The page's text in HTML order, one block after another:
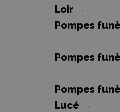
Loir →
Pompes
Pompes
Pompes
Lucé →